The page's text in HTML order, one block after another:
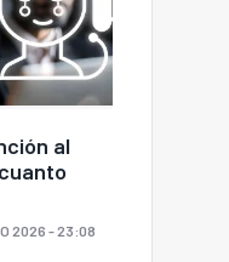
al
2026 - 23:08